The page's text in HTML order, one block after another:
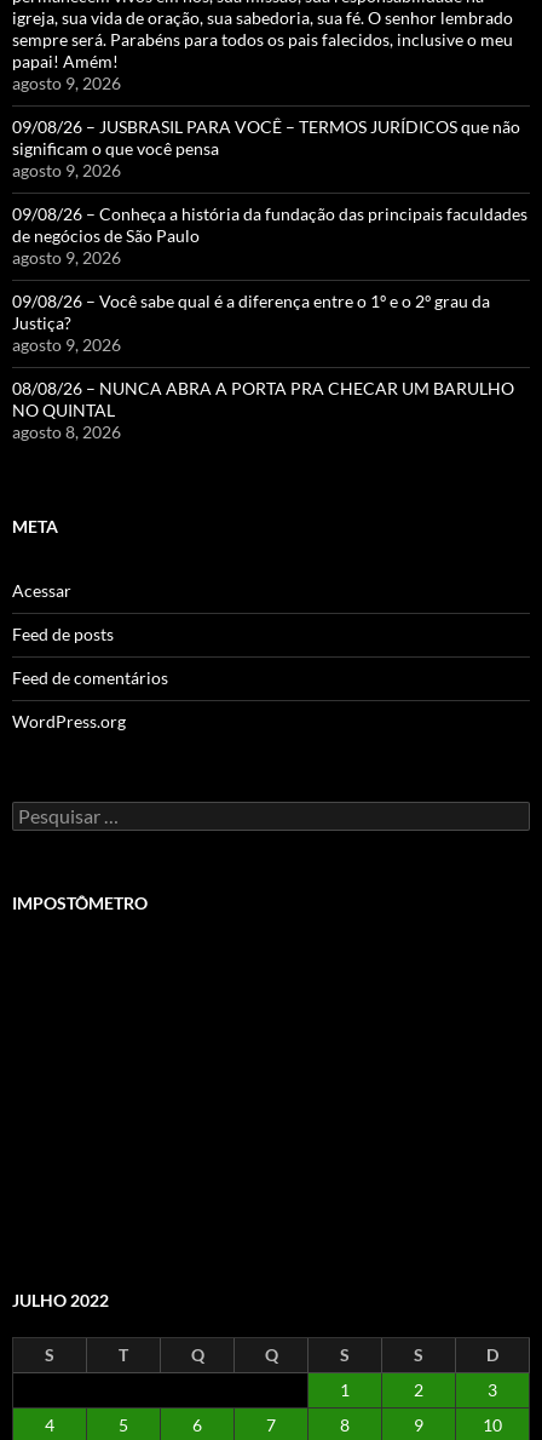
igreja, sua vida de oração, sua sabedoria, sua fé. O senhor lembrado
sempre será. Parabéns para todos os pais falecidos, inclusive o meu
papai! Amém!
agosto 9, 2026
09/08/26 – JUSBRASIL PARA VOCÊ – TERMOS JURÍDICOS que não
significam o que você pensa
agosto 9, 2026
09/08/26 – Conheça a história da fundação das principais faculdades
de negócios de São Paulo
agosto 9, 2026
09/08/26 – Você sabe qual é a diferença entre o 1º e o 2º grau da
Justiça?
agosto 9, 2026
08/08/26 – NUNCA ABRA A PORTA PRA CHECAR UM BARULHO
NO QUINTAL
agosto 8, 2026
META
Acessar
Feed de posts
Feed de comentários
WordPress.org
Pesquisar
por:
IMPOSTÔMETRO
JULHO 2022
S T Q Q S S
D
1
2
3
4
5 6 7 8 9
10